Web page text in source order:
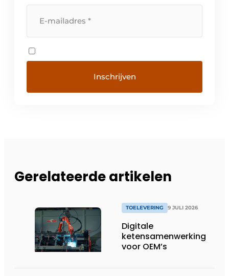
Gerelateerde artikelen
TOELEVERING 9 JULI 2026
Digitale
ketensamenwerking
voor OEM’s